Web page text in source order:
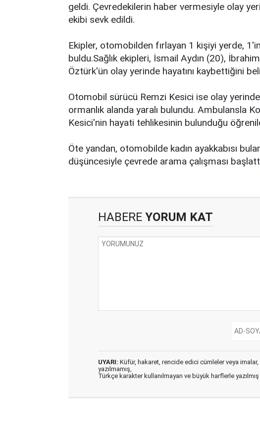
geldi. Çevredekilerin haber vermesiyle olay
ekibi sevk edildi.
Ekipler, otomobilden fırlayan 1 kişiyi yerde,
buldu.Sağlık ekipleri, İsmail Aydın (20),
Öztürk'ün olay yerinde hayatını kaybettiğini
Otomobil sürücü Remzi Kesici ise olay
ormanlık alanda yaralı bulundu. Ambulansla
Kesici'nin hayati tehlikesinin bulunduğu
Öte yandan, otomobilde kadın ayakkabısı
düşüncesiyle çevrede arama çalışması
HABERE YORUM KAT
UYARI: Küfür, hakaret, rencide edici cümleler veya imalar,
yazılmamış,
Türkçe karakter kullanılmayan ve büyük harflerle